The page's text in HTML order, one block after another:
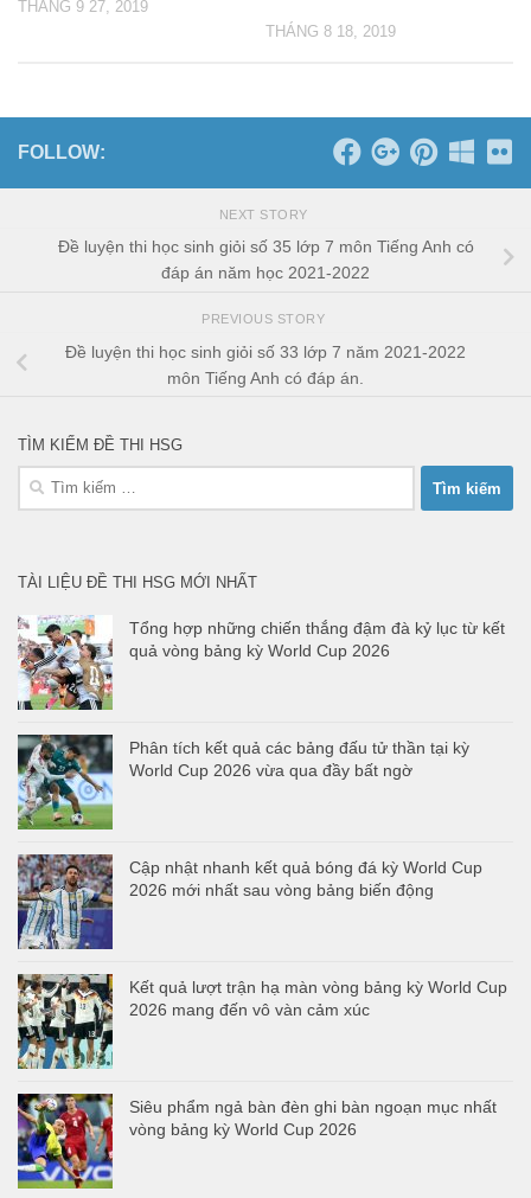
THÁNG 9 27, 2019
THÁNG 8 18, 2019
FOLLOW:
NEXT STORY
Đề luyện thi học sinh giỏi số 35 lớp 7 môn Tiếng Anh có
đáp án năm học 2021-2022
PREVIOUS STORY
Đề luyện thi học sinh giỏi số 33 lớp 7 năm 2021-2022
môn Tiếng Anh có đáp án.
TÌM KIẾM ĐỀ THI HSG
Tìm
TÀI LIỆU ĐỀ THI HSG MỚI NHẤT
Tổng hợp những chiến thắng đậm đà kỷ lục từ kết
quả vòng bảng kỳ World Cup 2026
Phân tích kết quả các bảng đấu tử thần tại kỳ
World Cup 2026 vừa qua đầy bất ngờ
Cập nhật nhanh kết quả bóng đá kỳ World Cup
2026 mới nhất sau vòng bảng biến động
Kết quả lượt trận hạ màn vòng bảng kỳ World Cup
2026 mang đến vô vàn cảm xúc
Siêu phẩm ngả bàn đèn ghi bàn ngoạn mục nhất
vòng bảng kỳ World Cup 2026